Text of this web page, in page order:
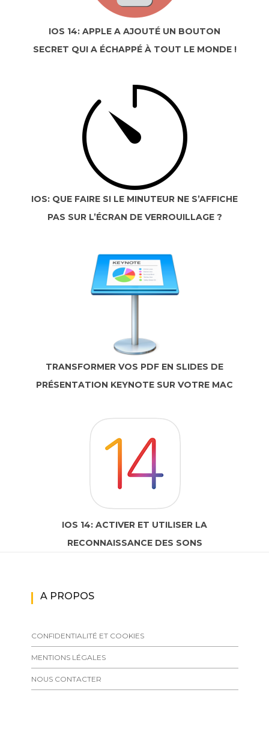
IOS 14: APPLE A AJOUTÉ UN BOUTON
SECRET QUI A ÉCHAPPÉ À TOUT LE MONDE !
IOS: QUE FAIRE SI LE MINUTEUR NE S’AFFICHE
PAS SUR L’ÉCRAN DE VERROUILLAGE ?
TRANSFORMER VOS PDF EN SLIDES DE
PRÉSENTATION KEYNOTE SUR VOTRE MAC
IOS 14: ACTIVER ET UTILISER LA
RECONNAISSANCE DES SONS
A PROPOS
CONFIDENTIALITÉ ET COOKIES
MENTIONS LÉGALES
NOUS CONTACTER